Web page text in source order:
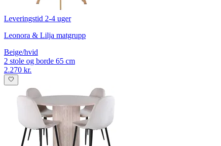
Leveringstid 2-4 uger
Leonora & Lilja matgrupp
Beige/hvid
2 stole og borde 65 cm
2.270 kr.